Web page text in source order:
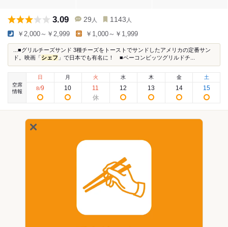
3.09 29 人 1143 人
￥2,000～￥2,999 ￥1,000～￥1,999
...■グリルチーズサンド 3種チーズをトーストでサンドしたアメリカの定番サン
ド。映画「 シェフ 」で日本でも有名に！ ■ベーコンビッツグリルドチ...
空席
情報
日
8/9
月
10
火
11
水
12
木
13
金
14
土
15